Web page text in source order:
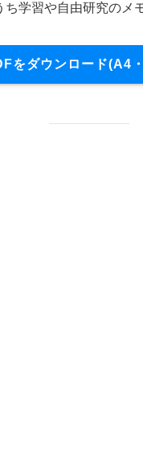
学習や自由研究のメ
をダウンロード(A4